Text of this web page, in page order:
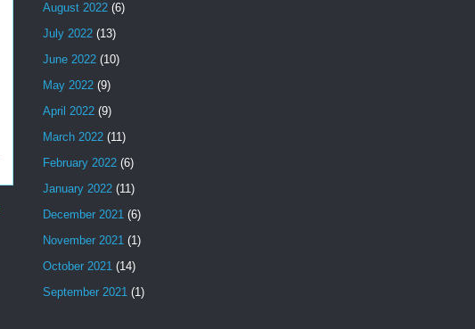
August 2022 (6)
July 2022 (13)
June 2022 (10)
May 2022 (9)
April 2022 (9)
March 2022 (11)
February 2022 (6)
January 2022 (11)
December 2021 (6)
November 2021 (1)
October 2021 (14)
September 2021 (1)